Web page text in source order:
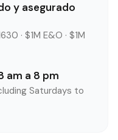
y asegurado
· $1M E&O · $1M
am a 8 pm
Saturdays to